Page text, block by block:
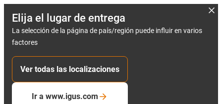
Elija el lugar de entrega
La selección de la página de país/región puede influir en varios
factores
Ver todas las localizaciones
Ir a www.igus.com